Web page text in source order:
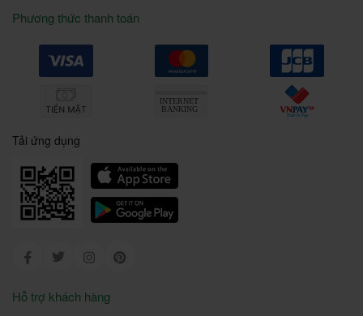
Phương thức thanh toán
Tải ứng dụng
FacebookTwitter Instagram
Hỗ trợ khách hàng